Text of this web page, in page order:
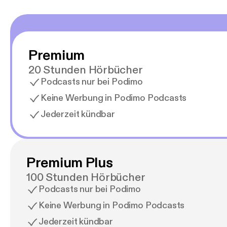
Premium
20 Stunden Hörbücher
Podcasts nur bei Podimo
Keine Werbung in Podimo Podcasts
Jederzeit kündbar
Premium Plus
100 Stunden Hörbücher
Podcasts nur bei Podimo
Keine Werbung in Podimo Podcasts
Jederzeit kündbar